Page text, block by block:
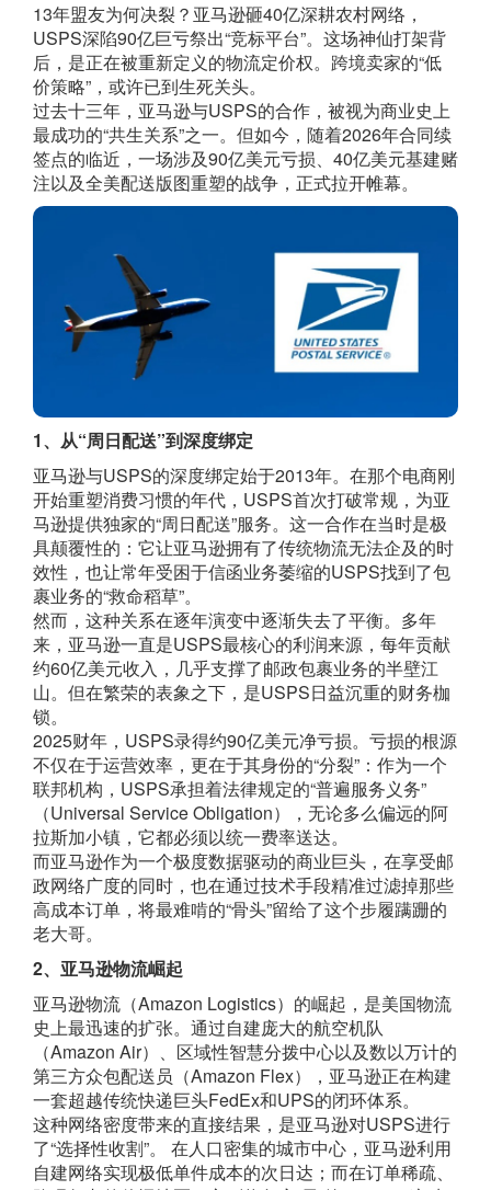
13年盟友为何决裂？亚马逊砸40亿深耕农村网络，
USPS深陷90亿巨亏祭出“竞标平台”。这场神仙打架背
后，是正在被重新定义的物流定价权。跨境卖家的“低
价策略”，或许已到生死关头。
过去十三年，亚马逊与USPS的合作，被视为商业史上
最成功的“共生关系”之一。但如今，随着2026年合同续
签点的临近，一场涉及90亿美元亏损、40亿美元基建赌
注以及全美配送版图重塑的战争，正式拉开帷幕。
1、从“周日配送”到深度绑定
亚马逊与USPS的深度绑定始于2013年。在那个电商刚
开始重塑消费习惯的年代，USPS首次打破常规，为亚
马逊提供独家的“周日配送”服务。这一合作在当时是极
具颠覆性的：它让亚马逊拥有了传统物流无法企及的时
效性，也让常年受困于信函业务萎缩的USPS找到了包
裹业务的“救命稻草”。
然而，这种关系在逐年演变中逐渐失去了平衡。多年
来，亚马逊一直是USPS最核心的利润来源，每年贡献
约60亿美元收入，几乎支撑了邮政包裹业务的半壁江
山。但在繁荣的表象之下，是USPS日益沉重的财务枷
锁。
2025财年，USPS录得约90亿美元净亏损。亏损的根源
不仅在于运营效率，更在于其身份的“分裂”：作为一个
联邦机构，USPS承担着法律规定的“普遍服务义务”
（Universal Service Obligation），无论多么偏远的阿
拉斯加小镇，它都必须以统一费率送达。
而亚马逊作为一个极度数据驱动的商业巨头，在享受邮
政网络广度的同时，也在通过技术手段精准过滤掉那些
高成本订单，将最难啃的“骨头”留给了这个步履蹒跚的
老大哥。
2、亚马逊物流崛起
亚马逊物流（Amazon Logistics）的崛起，是美国物流
史上最迅速的扩张。通过自建庞大的航空机队
（Amazon Air）、区域性智慧分拨中心以及数以万计的
第三方众包配送员（Amazon Flex），亚马逊正在构建
一套超越传统快递巨头FedEx和UPS的闭环体系。
这种网络密度带来的直接结果，是亚马逊对USPS进行
了“选择性收割”。 在人口密集的城市中心，亚马逊利用
自建网络实现极低单件成本的次日达；而在订单稀疏、